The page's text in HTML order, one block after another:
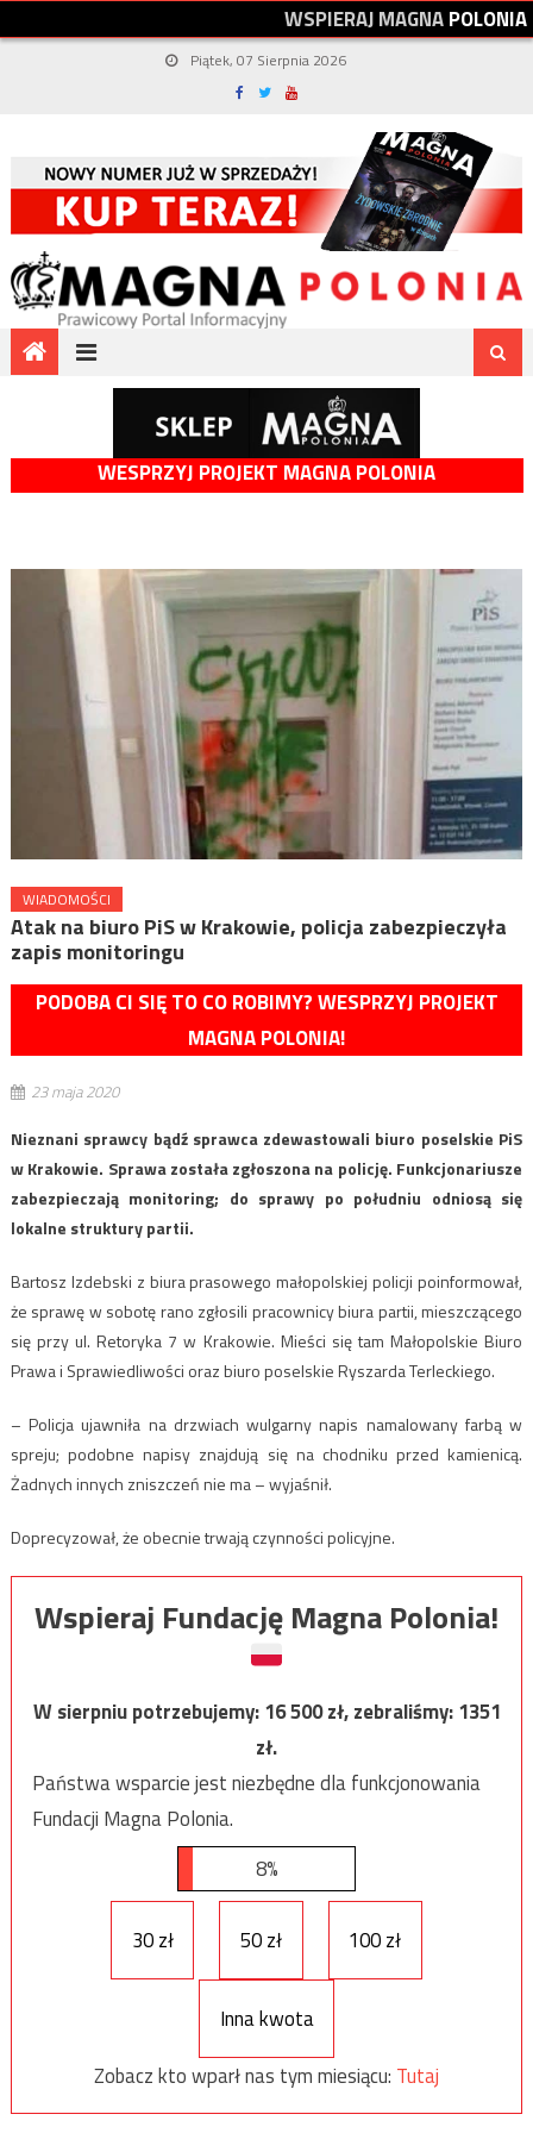
WSPIERAJMAGNAPOLONIA
Piątek, 07 Sierpnia 2026
WESPRZYJ PROJEKT MAGNA POLONIA
WIADOMOŚCI
Atak na biuro PiS w Krakowie, policja zabezpieczyła
zapis monitoringu
PODOBA CI SIĘ TO CO ROBIMY? WESPRZYJ PROJEKT
MAGNA POLONIA!
23 maja 2020
Nieznani sprawcy bądź sprawca zdewastowali biuro poselskie PiS
w Krakowie. Sprawa została zgłoszona na policję. Funkcjonariusze
zabezpieczają monitoring; do sprawy po południu odniosą się
lokalne struktury partii.
Bartosz Izdebski z biura prasowego małopolskiej policji poinformował,
że sprawę w sobotę rano zgłosili pracownicy biura partii, mieszczącego
się przy ul. Retoryka 7 w Krakowie. Mieści się tam Małopolskie Biuro
Prawa i Sprawiedliwości oraz biuro poselskie Ryszarda Terleckiego.
– Policja ujawniła na drzwiach wulgarny napis namalowany farbą w
spreju; podobne napisy znajdują się na chodniku przed kamienicą.
Żadnych innych zniszczeń nie ma – wyjaśnił.
Doprecyzował, że obecnie trwają czynności policyjne.
Wspieraj Fundację Magna Polonia!
W sierpniu potrzebujemy:16 500zł, zebraliśmy:1351
zł.
Państwa wsparcie jest niezbędne dla funkcjonowania
Fundacji Magna Polonia.
8%
30 zł 50 zł 100 zł
Inna kwota
Zobacz kto wparł nas tym miesiącu: Tutaj